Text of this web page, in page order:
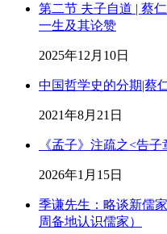
第二节 夫子自道 | 蔡
一生及其论赞
2025年12月10日
中国哲学史的分期|蔡
2021年8月21日
《孟子》注疏之<告
2026年1月15日
季谦先生：略谈新儒
周备地认识儒家）